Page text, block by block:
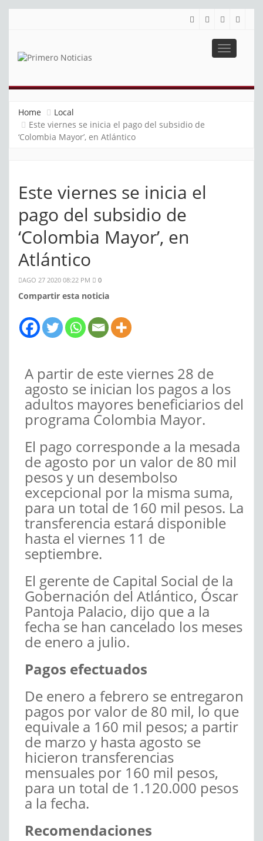
Toggle
Home
Local
Este viernes se inicia el pago del subsidio de
‘Colombia Mayor’, en Atlántico
Este viernes se inicia el
pago del subsidio de
‘Colombia Mayor’, en
Atlántico
AGO 27 2020 08:22 PM 0
Compartir esta noticia
A partir de este viernes 28 de
agosto se inician los pagos a los
adultos mayores beneficiarios del
programa Colombia Mayor.
El pago corresponde a la mesada
de agosto por un valor de 80 mil
pesos y un desembolso
excepcional por la misma suma,
para un total de 160 mil pesos. La
transferencia estará disponible
hasta el viernes 11 de
septiembre.
El gerente de Capital Social de la
Gobernación del Atlántico, Óscar
Pantoja Palacio, dijo que a la
fecha se han cancelado los meses
de enero a julio.
Pagos efectuados
De enero a febrero se entregaron
pagos por valor de 80 mil, lo que
equivale a 160 mil pesos; a partir
de marzo y hasta agosto se
hicieron transferencias
mensuales por 160 mil pesos,
para un total de 1.120.000 pesos
a la fecha.
Recomendaciones